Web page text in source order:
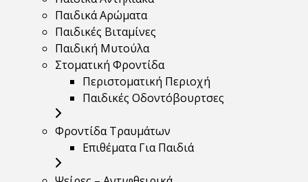
Παιδικά Αρώματα
Παιδικές Βιταμίνες
Παιδική Μυτούλα
Στοματική Φροντίδα
Περιστοματική Περιοχή
Παιδικές Οδοντόβουρτσες
Φροντίδα Τραυμάτων
Επιθέματα Για Παιδιά